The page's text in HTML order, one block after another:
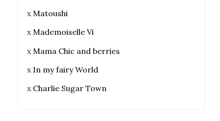
x Matoushi
xMademoiselle Vi
x Mama Chic and berries
x In my fairy World
x Charlie Sugar Town